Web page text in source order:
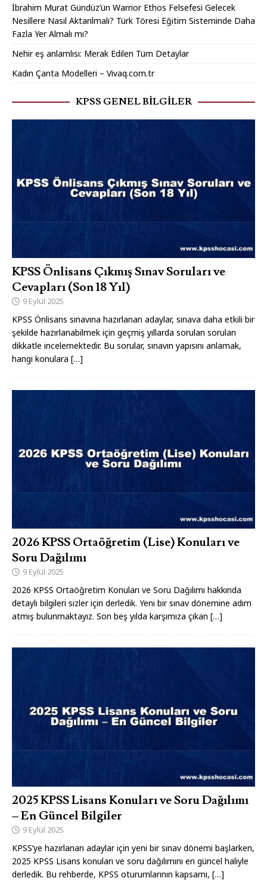
İbrahim Murat Gündüz’ün Warrior Ethos Felsefesi Gelecek
Nesillere Nasıl Aktarılmalı? Türk Töresi Eğitim Sisteminde Daha
Fazla Yer Almalı mı?
Nehir eş anlamlısı: Merak Edilen Tüm Detaylar
Kadın Çanta Modelleri – Vivaq.com.tr
KPSS GENEL BILGILER
KPSS Önlisans Çıkmış Sınav Soruları ve
Cevapları (Son 18 Yıl)
9 Eylül 2025
KPSS Önlisans sınavına hazırlanan adaylar, sınava daha etkili bir
şekilde hazırlanabilmek için geçmiş yıllarda sorulan soruları
dikkatle incelemektedir. Bu sorular, sınavın yapısını anlamak,
hangi konulara […]
2026 KPSS Ortaöğretim (Lise) Konuları ve
Soru Dağılımı
9 Eylül 2025
2026 KPSS Ortaöğretim Konuları ve Soru Dağılımı hakkında
detaylı bilgileri sizler için derledik. Yeni bir sınav dönemine adım
atmış bulunmaktayız. Son beş yılda karşımıza çıkan […]
2025 KPSS Lisans Konuları ve Soru Dağılımı
– En Güncel Bilgiler
9 Eylül 2025
KPSS’ye hazırlanan adaylar için yeni bir sınav dönemi başlarken,
2025 KPSS Lisans konuları ve soru dağılımını en güncel haliyle
derledik. Bu rehberde, KPSS oturumlarının kapsamı, […]